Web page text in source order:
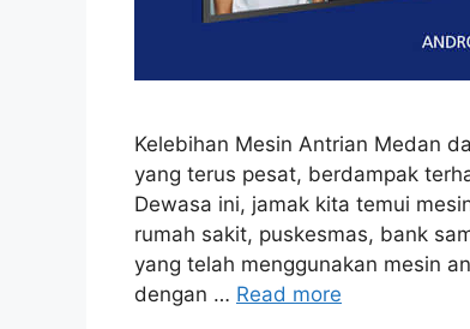
Kelebihan Mesin Antrian Medan
yang terus pesat, berdampak
Dewasa ini, jamak kita temui
rumah sakit, puskesmas, bank
yang telah menggunakan mesin
dengan … Read more